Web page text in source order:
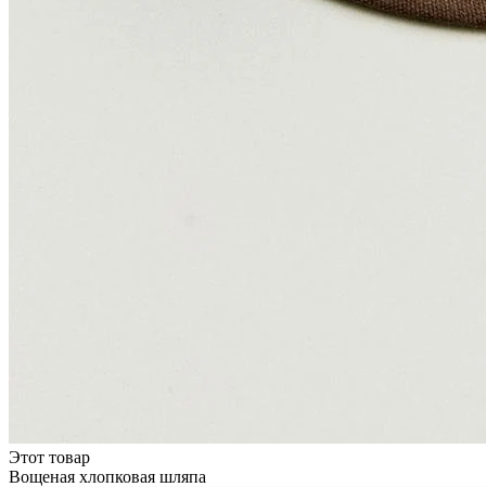
Этот товар
Вощеная хлопковая шляпа